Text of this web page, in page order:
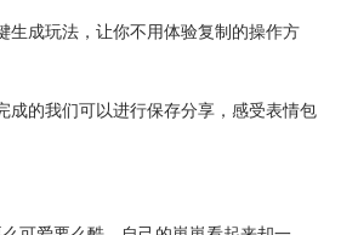
生成玩法，让你不用体验复制的操作方
成的我们可以进行保存分享，感受表情包